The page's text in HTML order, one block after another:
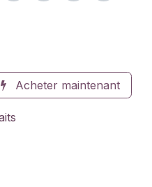
Acheter maintenant